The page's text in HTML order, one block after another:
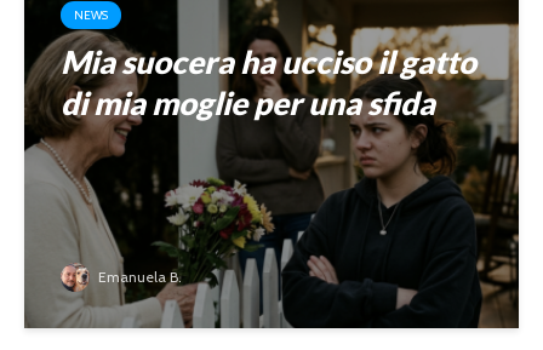
NEWS
Mia suocera ha ucciso il gatto
di mia moglie per una sfida
Emanuela B.